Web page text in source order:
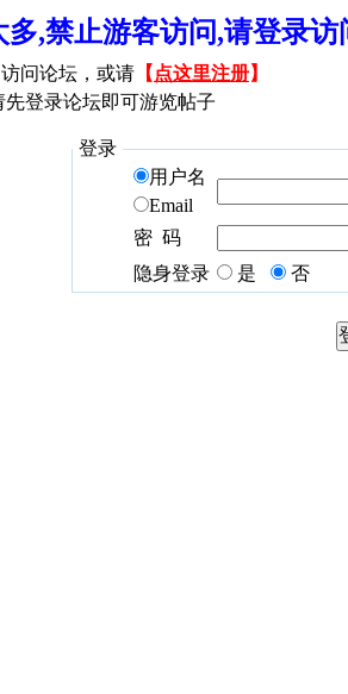
多,禁止游客访问,请登录
问论坛，或请 【 点这里注册】
登录论坛即可游览帖子
登录
用户名
Email
密 码
隐身登录
是 否